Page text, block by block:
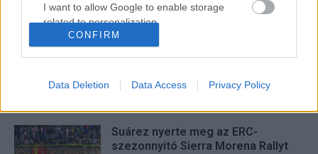
I want to allow Google to enable storage
related to personalization.
I want to allow Google to enable storage
functionality and fraud prevention, and other
CONFIRM
Data Deletion Data Access Privacy Policy
Hund Gábor
Suárez nyerte meg az ERC-
szezonnyitó Sierra Morena Rallyt